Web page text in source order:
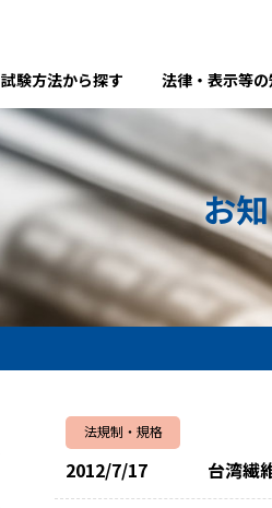
試験方法から探す 法律・表示等
お
法規制・規格
2012/7/17 台湾繊